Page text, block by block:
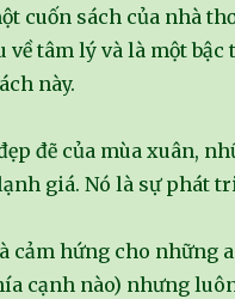
cuốn sách của nhà
tâm lý và là một bậc
này.
đẽ của mùa xuân,
giá. Nó là sự phát
cảm hứng cho những
cạnh nào) nhưng